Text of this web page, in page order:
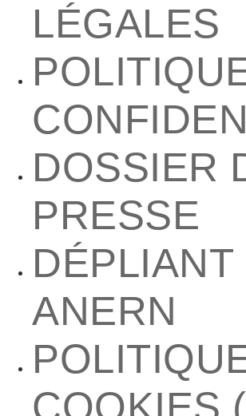
LÉGALES
DOSSIER
PRESSE
DÉPLIANT
ANERN